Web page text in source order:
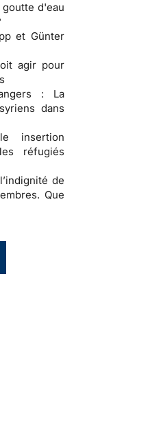
d'eau
et Günter
agir pour
: La
dans
insertion
réfugiés
de
Que